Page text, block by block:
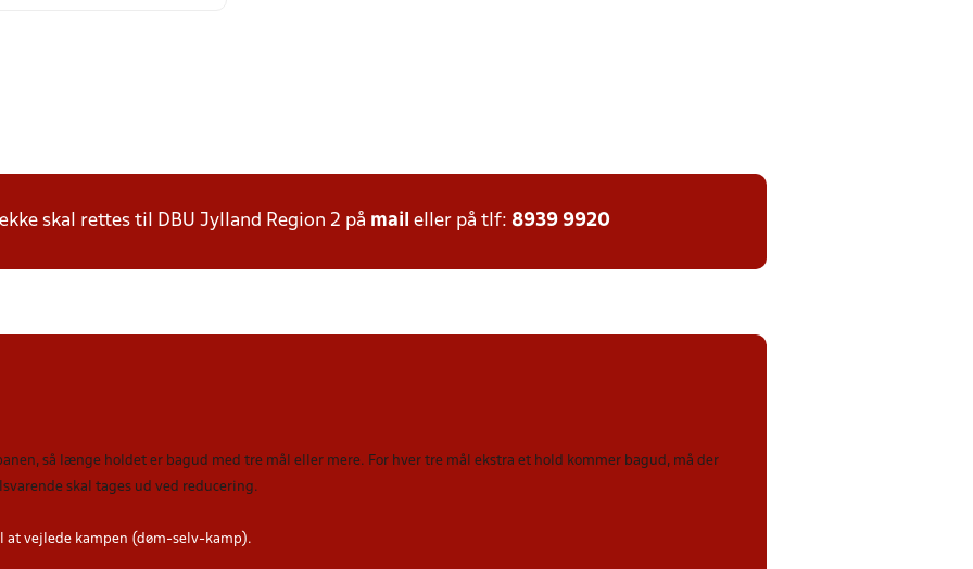
skal rettes til DBU Jylland Region 2 på mail eller på tlf: 8939 9920
så længe holdet er bagud med tre mål eller mere. For hver tre mål ekstra et hold kommer bagud, må der
skal tages ud ved reducering.
vejlede kampen (døm-selv-kamp).